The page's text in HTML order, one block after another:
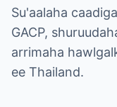
Su'aalaha
GACP,
arrimaha
ee Thailand.